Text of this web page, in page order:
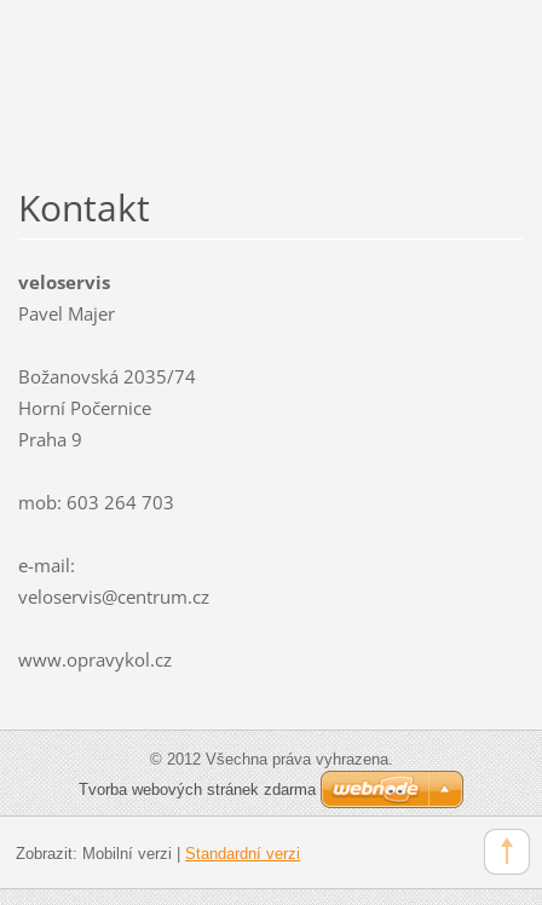
Kontakt
veloservis
Pavel Majer
Božanovská 2035/74
Horní Počernice
Praha 9
mob: 603 264 703
e-mail:
veloservis@centrum.cz
www.opravykol.cz
© 2012 Všechna práva vyhrazena.
Tvorba webových stránek zdarma
Zobrazit: Mobilní verzi Standardní verzi